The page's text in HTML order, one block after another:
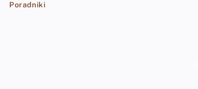
Poradniki